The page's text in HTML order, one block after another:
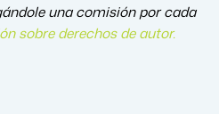
una comisión por cada
sobre derechos de autor.